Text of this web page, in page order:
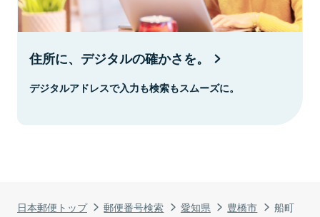
日本郵便トップ 郵便番号検索 愛知県 豊橋市 船町
住所に、デジタルの確かさを。
デジタルアドレスで入力も検索もスムーズに。